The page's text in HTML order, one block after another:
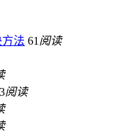
法 61 阅读
阅读